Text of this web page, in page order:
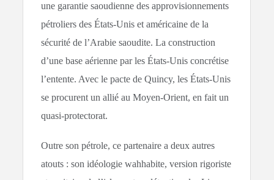
une garantie saoudienne des approvisionnements
pétroliers des États-Unis et américaine de la
sécurité de l’Arabie saoudite. La construction
d’une base aérienne par les États-Unis concrétise
l’entente. Avec le pacte de Quincy, les États-Unis
se procurent un allié au Moyen-Orient, en fait un
quasi-protectorat.
Outre son pétrole, ce partenaire a deux autres
atouts : son idéologie wahhabite, version rigoriste